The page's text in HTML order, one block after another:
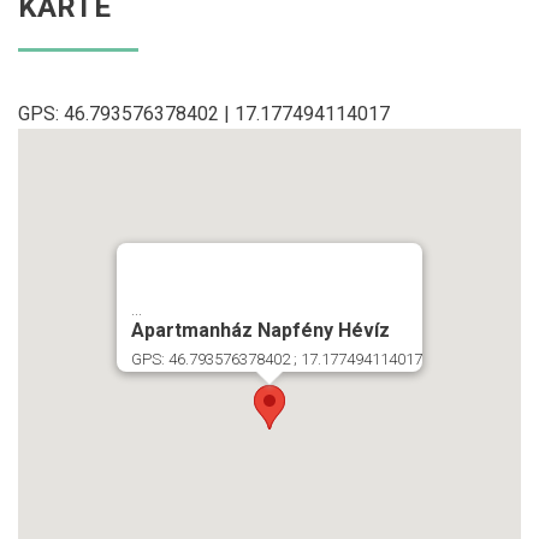
GPS: 46.793576378402 | 17.177494114017
Apartmanház Napfény Hévíz
GPS: 46.793576378402 ; 17.177494114017